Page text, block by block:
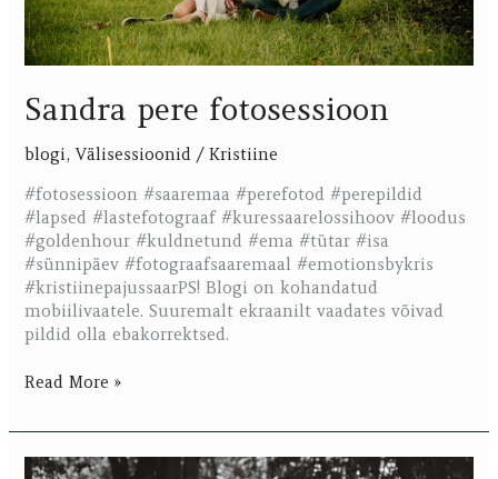
Sandra pere fotosessioon
blogi,Välisessioonid /Kristiine
#fotosessioon #saaremaa #perefotod #perepildid
#lapsed #lastefotograaf #kuressaarelossihoov #loodus
#goldenhour #kuldnetund #ema #tütar #isa
#sünnipäev #fotograafsaaremaal #emotionsbykris
#kristiinepajussaarPS! Blogi on kohandatud
mobiilivaatele. Suuremalt ekraanilt vaadates võivad
pildid olla ebakorrektsed.
Read More »
Gabriela,